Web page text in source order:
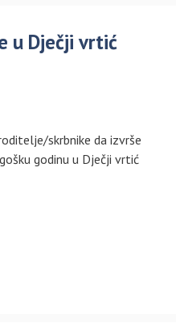
u Dječji vrtić
skrbnike da izvrše
godinu u Dječji vrtić